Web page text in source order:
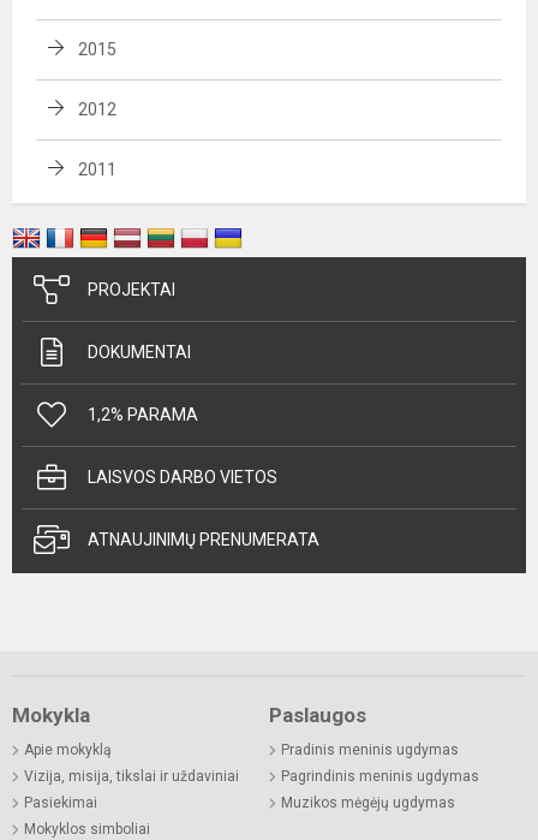
2015
2012
2011
PROJEKTAI
DOKUMENTAI
1,2% PARAMA
LAISVOS DARBO VIETOS
ATNAUJINIMŲ PRENUMERATA
Mokykla
Apie mokyklą
Vizija, misija, tikslai ir uždaviniai
Pasiekimai
Mokyklos simboliai
Paslaugos
Pradinis meninis ugdymas
Pagrindinis meninis ugdymas
Muzikos mėgėjų ugdymas